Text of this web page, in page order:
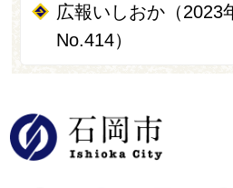
広報いしおか（2023
No.414）